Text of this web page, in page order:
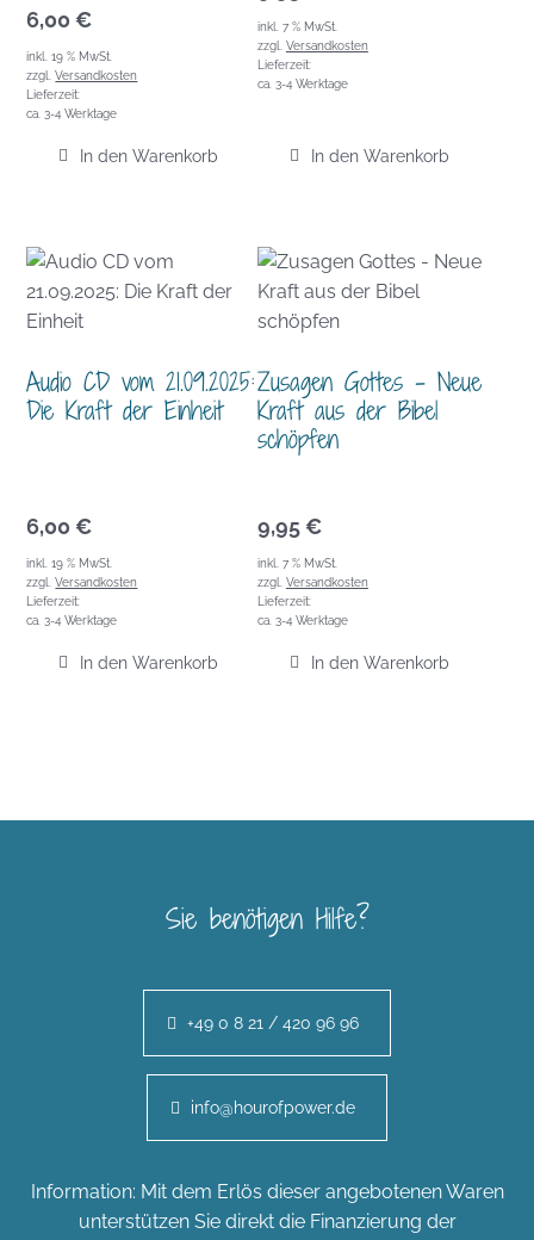
6,00 €
inkl. 19 % MwSt.
zzgl.Versandkosten
Lieferzeit:
ca. 3-4 Werktage
In den Warenkorb
inkl. 7 % MwSt.
zzgl. Versandkosten
Lieferzeit:
ca. 3-4 Werktage
In den Warenkorb
Audio CD vom 21.09.2025:
Die Kraft der Einheit
6,00 €
inkl. 19 % MwSt.
zzgl.Versandkosten
Lieferzeit:
ca. 3-4 Werktage
In den Warenkorb
Zusagen Gottes – Neue
Kraft aus der Bibel
schöpfen
9,95 €
inkl. 7 % MwSt.
zzgl. Versandkosten
Lieferzeit:
ca. 3-4 Werktage
In den Warenkorb
Sie benötigen Hilfe?
+49 0 8 21 / 420 96 96
info@hourofpower.de
Information: Mit dem Erlös dieser angebotenen Waren
unterstützen Sie direkt die Finanzierung der